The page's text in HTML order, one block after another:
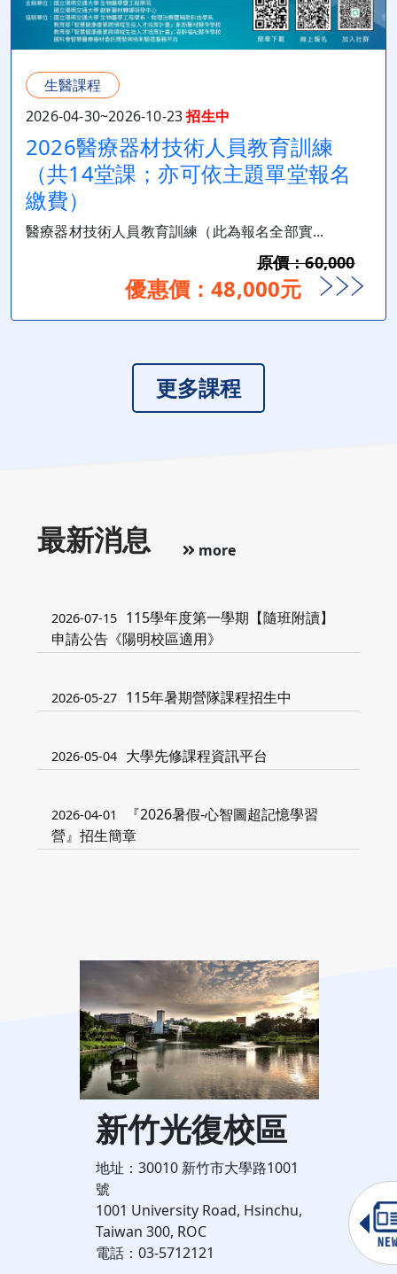
生醫課程
2026-04-30~2026-10-23招生中
2026醫療器材技術人員教育訓練
（共14堂課；亦可依主題單堂報名
繳費）
醫療器材技術人員教育訓練（此為報名全部實...
原價：60,000
優惠價：48,000元
更多課程
最新消息 more
2026-07-15 115學年度第一學期【隨班附讀】
申請公告《陽明校區適用》
2026-05-27 115年暑期營隊課程招生中
2026-05-04 大學先修課程資訊平台
2026-04-01
『2026暑假-心智圖超記憶學習
營』招生簡章
新竹光復校區
地址：30010 新竹市大學路1001
號
1001 University Road, Hsinchu,
Taiwan 300, ROC
電話：03-5712121
地址
二段